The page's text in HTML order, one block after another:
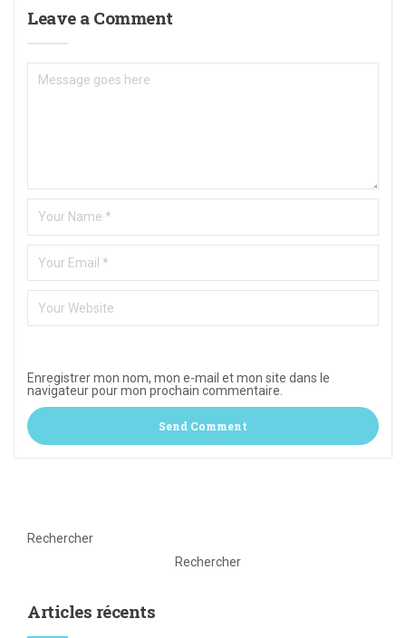
Leave a Comment
Enregistrer mon nom, mon e-mail et mon site dans le
navigateur pour mon prochain commentaire.
Rechercher
Rechercher
Articles récents